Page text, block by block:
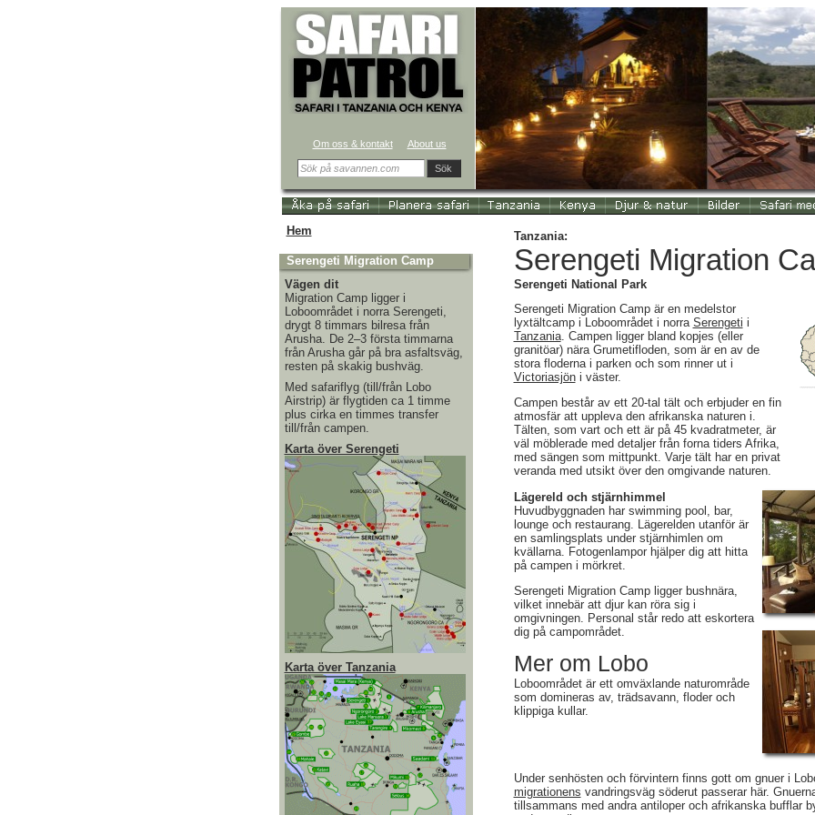
Om oss & kontakt About us
Sök
Hem
Serengeti Migration Camp
Vägen dit
Migration Camp ligger i
Loboområdet i norra Serengeti,
drygt 8 timmars bilresa från
Arusha. De 2–3 första timmarna
från Arusha går på bra asfaltsväg,
resten på skakig bushväg.
Med safariflyg (till/från Lobo
Airstrip) är flygtiden ca 1 timme
plus cirka en timmes transfer
till/från campen.
Karta över Serengeti
Karta över Tanzania
Tanzania:
Serengeti Migration
Serengeti National Park
Serengeti Migration Camp är en medelstor
lyxtältcamp i Loboområdet i norra Serengeti i
Tanzania. Campen ligger bland kopjes (eller
granitöar) nära Grumetifloden, som är en av de
stora floderna i parken och som rinner ut i
Victoriasjöni väster.
Campen består av ett 20-tal tält och erbjuder en fin
atmosfär att uppleva den afrikanska naturen i.
Tälten, som vart och ett är på 45 kvadratmeter, är
väl möblerade med detaljer från forna tiders Afrika,
med sängen som mittpunkt. Varje tält har en privat
veranda med utsikt över den omgivande naturen.
Lägereld och stjärnhimmel
Huvudbyggnaden har swimming pool, bar,
lounge och restaurang. Lägerelden utanför är
en samlingsplats under stjärnhimlen om
kvällarna. Fotogenlampor hjälper dig att hitta
på campen i mörkret.
Serengeti Migration Camp ligger bushnära,
vilket innebär att djur kan röra sig i
omgivningen. Personal står redo att eskortera
dig på campområdet.
Mer om Lobo
Loboområdet är ett omväxlande naturområde
som domineras av, trädsavann, floder och
klippiga kullar.
Under senhösten och förvintern finns gott om gnuer i
migrationens vandringsväg söderut passerar här.
tillsammans med andra antiloper och afrikanska bufflar